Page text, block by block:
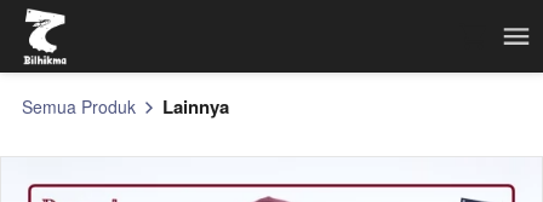
Semua Produk Lainnya